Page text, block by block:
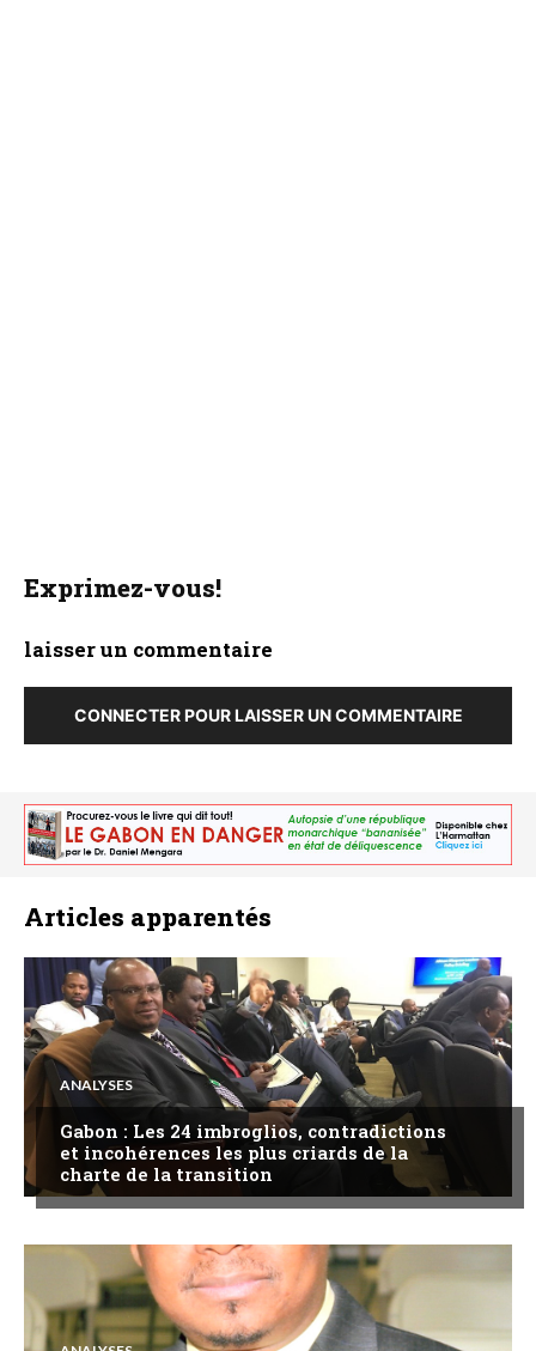
Exprimez-vous!
laisser un commentaire
CONNECTER POUR LAISSER UN COMMENTAIRE
Articles apparentés
ANALYSES
Gabon : Les 24 imbroglios, contradictions
et incohérences les plus criards de la
charte de la transition